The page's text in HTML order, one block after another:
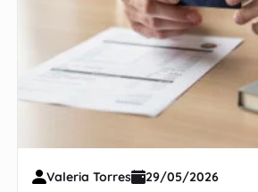
Valeria Torres 29/05/2026